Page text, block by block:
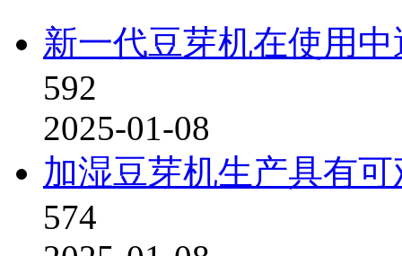
新一代豆芽机在使用
592
2025-01-08
加湿豆芽机生产具有
574